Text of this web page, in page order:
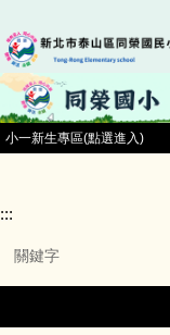
到
主
要
內
容
區
小一新生專區(點選進入)
:::